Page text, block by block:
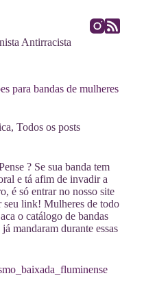
Antirracista
para bandas de mulheres
, Todos os posts
? Se sua banda tem
e tá afim de invadir a
é só entrar no nosso site
seu link! Mulheres de todo
o catálogo de bandas
mandaram durante essas